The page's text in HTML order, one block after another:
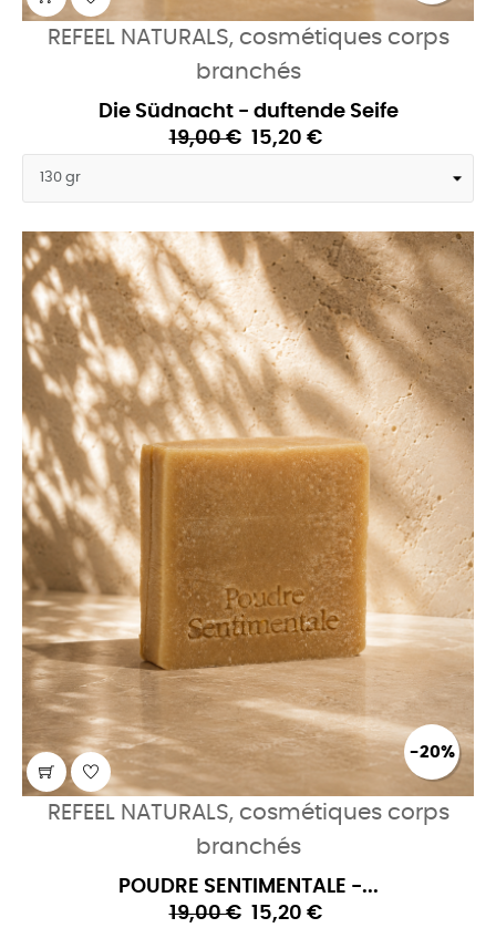
REFEEL NATURALS, cosmétiques corps
branchés
Die Südnacht - duftende Seife
19,00 € 15,20 €
-20%
REFEEL NATURALS, cosmétiques corps
branchés
POUDRE SENTIMENTALE -...
19,00 € 15,20 €